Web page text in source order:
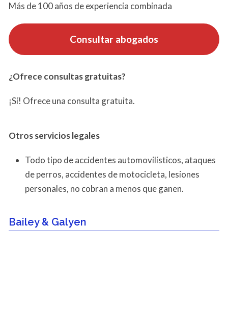
Más de 100 años de experiencia combinada
Consultar abogados
¿Ofrece consultas gratuitas?
¡Sí! Ofrece una consulta gratuita.
Otros servicioslegales
Todo tipo de accidentes automovilísticos, ataques
de perros, accidentes de motocicleta, lesiones
personales, no cobran a menos que ganen.
Bailey & Galyen